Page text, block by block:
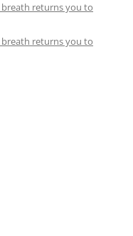
breath returns you to
breath returns you to